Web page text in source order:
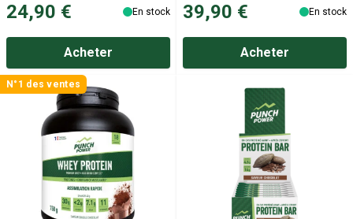
24,90 € En stock
Acheter
39,90 € En stock
Acheter
N°1 des ventes